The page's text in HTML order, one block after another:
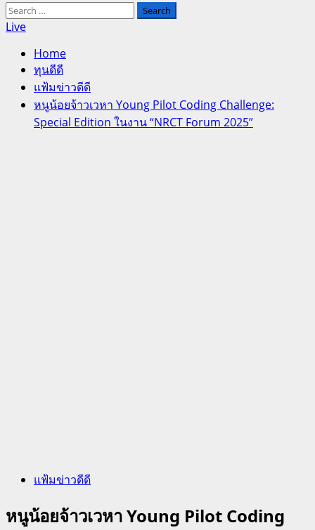
Search
for:
Live
Home
ทุนดีดี
แฟ้มข่าวดีดี
หนูน้อยจ้าวเวหา Young Pilot Coding Challenge:
Special Edition ในงาน “NRCT Forum 2025”
แฟ้มข่าวดีดี
หนูน้อยจ้าวเวหา Young Pilot Coding